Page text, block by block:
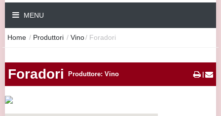
MENU
Home / Produttori / Vino/ Foradori
Foradori Produttore: Vino |